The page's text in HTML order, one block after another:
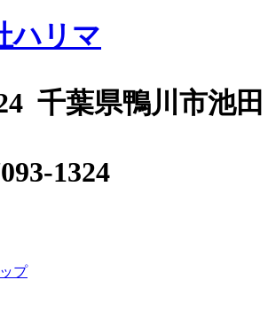
千葉県鴨川市池田
1324
プ